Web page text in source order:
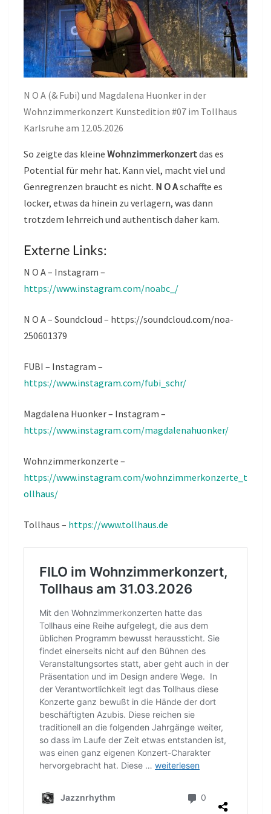
N O A (& Fubi) und Magdalena Huonker in der
Wohnzimmerkonzert Kunstedition #07 im Tollhaus
Karlsruhe am 12.05.2026
So zeigte das kleine Wohnzimmerkonzertdas es
Potential für mehr hat. Kann viel, macht viel und
Genregrenzen braucht es nicht. N O Aschaffte es
locker, etwas da hinein zu verlagern, was dann
trotzdem lehrreich und authentisch daher kam.
Externe Links:
N O A – Instagram –
https://www.instagram.com/noabc_/
N O A – Soundcloud – https://soundcloud.com/noa-
250601379
FUBI – Instagram –
https://www.instagram.com/fubi_schr/
Magdalena Huonker – Instagram –
https://www.instagram.com/magdalenahuonker/
Wohnzimmerkonzerte –
https://www.instagram.com/wohnzimmerkonzerte_t
ollhaus/
Tollhaus – https://www.tollhaus.de